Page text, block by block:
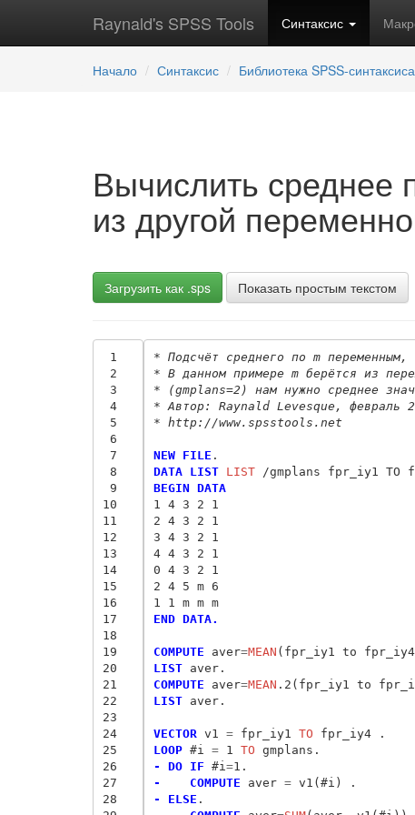
Raynald's SPSS Tools Синтаксис
Начало Синтаксис Библиотека SPSS-синтаксиса
Вычислить среднее
из другой
Загрузить как .sps Показать простым текстом
1
2
3
4
5
6
7
8
9
10
11
12
13
14
15
16
17
18
19
20
21
22
23
24
25
26
27
28
* Подсчёт среднего по m
* В данном примере m берётся из
* (gmplans=2) нам нужно среднее
* Автор: Raynald Levesque, февраль
* http://www.spsstools.net
NEW FILE
DATA LIST LIST
BEGIN DATA
1 4 3 2 1
2 4 3 2 1
3 4 3 2 1
4 4 3 2 1
0 4 3 2 1
2 4 5 m 6
1 1 m m m
END DATA.
COMPUTE aver=MEAN
LIST
COMPUTE aver=MEAN
LIST aver.
VECTOR v1 = fpr_iy1 TO
LOOP #i = 1 TO
- DO IF #i =
-    COMPUTE aver =
- ELSE